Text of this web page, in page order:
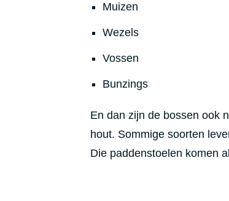
Muizen
Wezels
Vossen
Bunzings
En dan zijn de bossen ook
hout. Sommige soorten
Die paddenstoelen komen